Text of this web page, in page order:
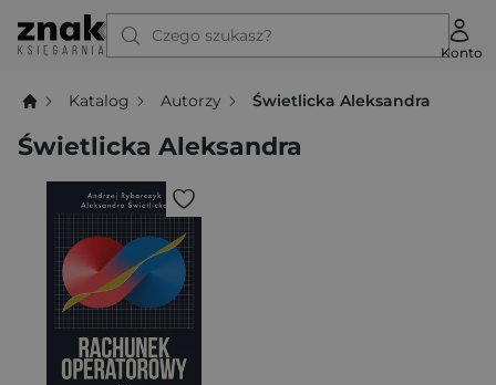
Czego szukasz?
Konto
Katalog Autorzy Świetlicka Aleksandra
Świetlicka Aleksandra